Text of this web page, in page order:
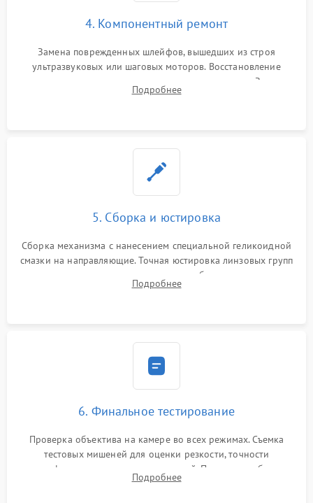
4. Компонентный ремонт
Замена поврежденных шлейфов, вышедших из строя
ультразвуковых или шаговых моторов. Восстановление
геометрии направляющих при заклинивании зума. Замена
неисправного блока диафрагмы, датчиков положения или
Подробнее
5. Сборка и юстировка
Сборка механизма с нанесением специальной геликоидной
смазки на направляющие. Точная юстировка линзовых групп
программным или механическим способом для устранения
бэк
Подробнее
6. Финальное тестирование
Проверка объектива на камере во всех режимах. Съемка
тестовых мишеней для оценки резкости, точности
автофокуса и отсутствия искажений. Проверка работы
диафрагмы на закрытых значениях и тестирование
Подробнее